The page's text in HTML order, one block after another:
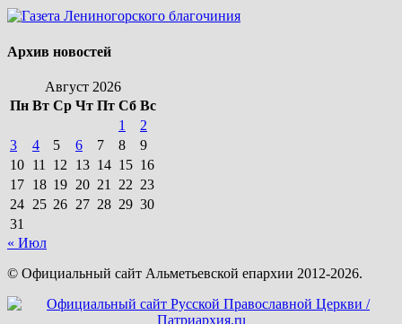
Архив новостей
Август 2026
Пн Вт Ср Чт Пт Сб Вс
1
2
3
4 5 6 7 8
9
10 11 12 13 14 15 16
17 18 19 20 21 22 23
24 25 26 27 28 29 30
31
« Июл
© Официальный сайт Альметьевской епархии 2012-2026.